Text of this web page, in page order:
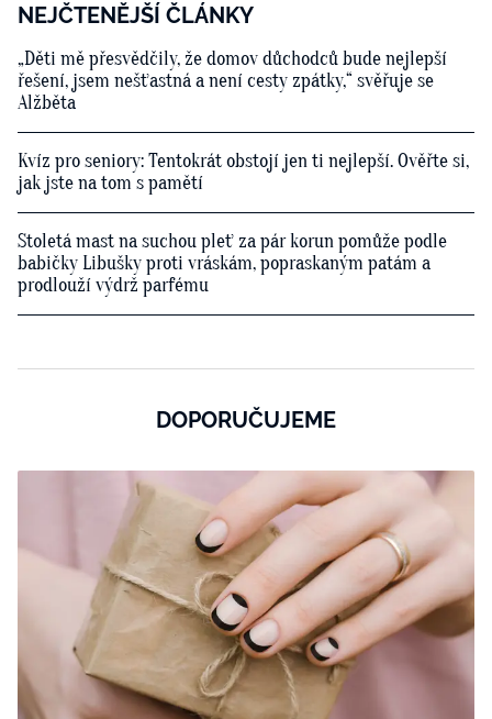
NEJČTENĚJŠÍ ČLÁNKY
„Děti mě přesvědčily, že domov důchodců bude nejlepší
řešení, jsem nešťastná a není cesty zpátky,“ svěřuje se
Alžběta
Kvíz pro seniory: Tentokrát obstojí jen ti nejlepší. Ověřte si,
jak jste na tom s pamětí
Stoletá mast na suchou pleť za pár korun pomůže podle
babičky Libušky proti vráskám, popraskaným patám a
prodlouží výdrž parfému
DOPORUČUJEME